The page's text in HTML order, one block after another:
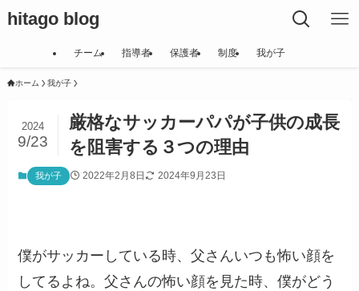
hitago blog
チーム 指導者 保護者 制度 我が子
ホーム 我が子
厳格なサッカーパパが子供の成長
を阻害する３つの理由
2024
9/23
我が子 2022年2月8日 2024年9月23日
僕がサッカーしている時、父さんいつも怖い顔を
してるよね。父さんの怖い顔を見た時、僕がどう